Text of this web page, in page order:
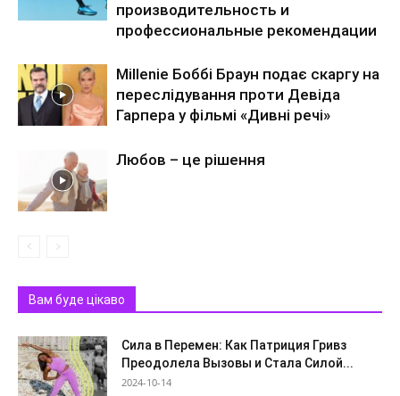
производительность и
профессиональные рекомендации
Millenie Боббі Браун подає скаргу на
переслідування проти Девіда
Гарпера у фільмі «Дивні речі»
Любов – це рішення
Вам буде цікаво
Сила в Перемен: Как Патриция Гривз
Преодолела Вызовы и Стала Силой...
2024-10-14